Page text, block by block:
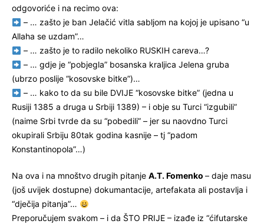
odgovoriće i na recimo ova:
– … zašto je ban Jelačić vitla sabljom na kojoj je upisano “u
Allaha se uzdam”…
– … zašto je to radilo nekoliko RUSKIH careva…?
– … gdje je “pobjegla” bosanska kraljica Jelena gruba
(ubrzo poslije “kosovske bitke”)…
– … kako to da su bile DVIJE “kosovske bitke” (jedna u
Rusiji 1385 a druga u Srbiji 1389) – i obje su Turci “izgubili”
(naime Srbi tvrde da su “pobedili” – jer su naovdno Turci
okupirali Srbiju 80tak godina kasnije – tj “padom
Konstantinopola”…)
Na ova i na mnoštvo drugih pitanje A.T. Fomenko – daje masu
(još uvijek dostupne) dokumantacije, artefakata ali postavlja i
“dječija pitanja”…
Preporučujem svakom – i da ŠTO PRIJE – izađe iz “ćifutarske